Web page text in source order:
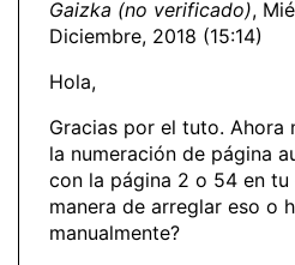
Gaizka (no verificado),
Diciembre, 2018 (15:14)
Hola,
Gracias por el tuto. Ahora
la numeración de página
con la página 2 o 54 en tu
manera de arreglar eso o
manualmente?